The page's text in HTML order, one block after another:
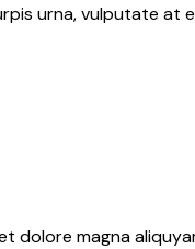
urna, vulputate at
dolore magna